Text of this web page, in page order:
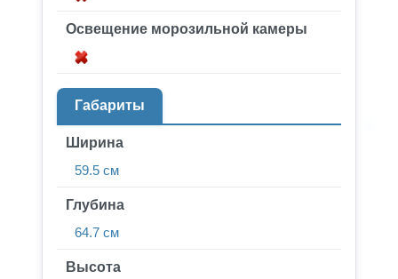
Освещение морозильной камеры
Габариты
Ширина
59.5 см
Глубина
64.7 см
Высота